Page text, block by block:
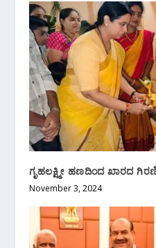
ಗೃಹಲಕ್ಷ್ಮೀ ಹಣದಿಂದ ಖಾರದ
November 3, 2024